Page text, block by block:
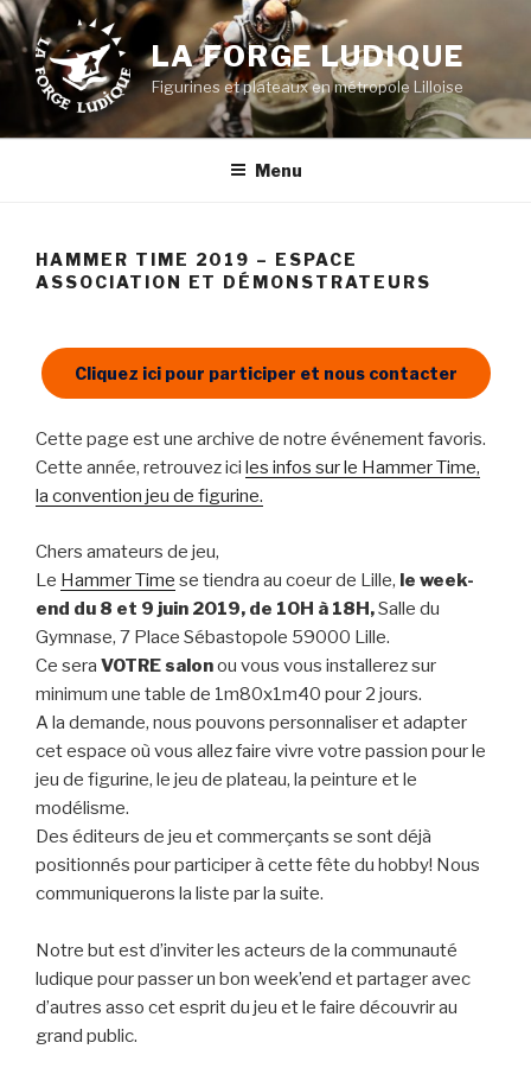
Aller
au
contenu
principal
LA FORGE LUDIQUE
Figurines et plateaux en métropole Lilloise
Menu
HAMMER TIME 2019 – ESPACE
ASSOCIATION ET DÉMONSTRATEURS
Cliquez ici pour participer et nous contacter
Cette page est une archive de notre événement favoris.
Cette année, retrouvez ici les infos sur le Hammer Time,
la convention jeu de figurine.
Chers amateurs de jeu,
Le Hammer Time se tiendra au coeur de Lille, le week-
end du 8 et 9 juin 2019, de 10H à 18H,Salle du
Gymnase, 7 Place Sébastopole 59000 Lille.
Ce sera VOTRE salonou vous vous installerez sur
minimum une table de 1m80x1m40 pour 2 jours.
A la demande, nous pouvons personnaliser et adapter
cet espace où vous allez faire vivre votre passion pour le
jeu de figurine, le jeu de plateau, la peinture et le
modélisme.
Des éditeurs de jeu et commerçants se sont déjà
positionnés pour participer à cette fête du hobby! Nous
communiquerons la liste par la suite.
Notre but est d’inviter les acteurs de la communauté
ludique pour passer un bon week’end et partager avec
d’autres asso cet esprit du jeu et le faire découvrir au
grand public.